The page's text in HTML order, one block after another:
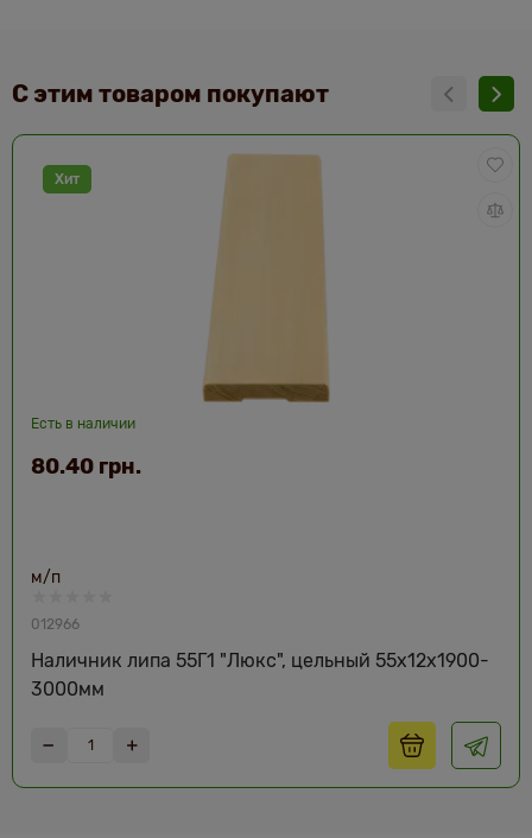
С этим товаром покупают
Хит
Есть в наличии
012966
Наличник липа 55Г1 "Люкс", цельный 55х12х1900-
3000мм
80.40 грн.
м/п